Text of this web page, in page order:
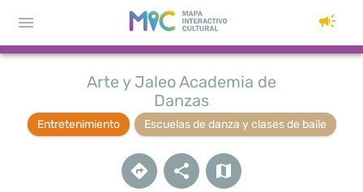
Arte y Jaleo Academia de
Danzas
Entretenimiento Escuelas de danza y clases de baile